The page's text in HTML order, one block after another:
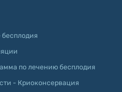
по лечению бесплодия
- Криоконсервация